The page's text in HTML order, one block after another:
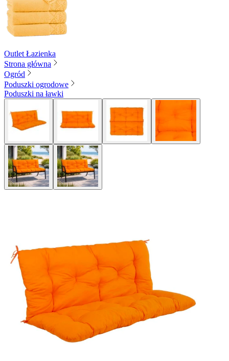
Outlet Łazienka
Strona główna
Ogród
Poduszki ogrodowe
Poduszki na ławki